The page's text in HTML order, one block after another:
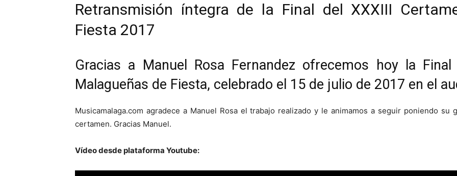
Retransmisión íntegra de la Final del XXXIII
Fiesta 2017
Gracias a Manuel Rosa Fernandez ofrecemos hoy la
Malagueñas de Fiesta, celebrado el 15 de julio de 2017 en el
Musicamalaga.com agradece a Manuel Rosa el trabajo realizado y le animamos a seguir poniendo
certamen. Gracias Manuel.
Vídeo desde plataforma Youtube: